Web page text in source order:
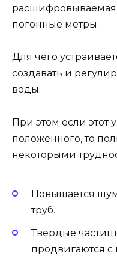
расшифровываемая
погонные метры.
Для чего
создавать и
воды.
При этом если этот
положенного, то
некоторыми
Повышается
труб.
Твердые
продвигаются